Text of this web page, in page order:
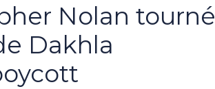
Nolan tourné
Dakhla